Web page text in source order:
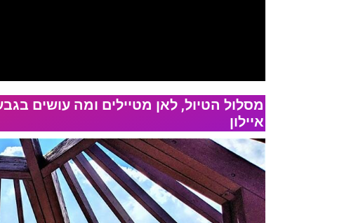
מסלול הטיול, לאן מטיילים ומה עושים
איילון